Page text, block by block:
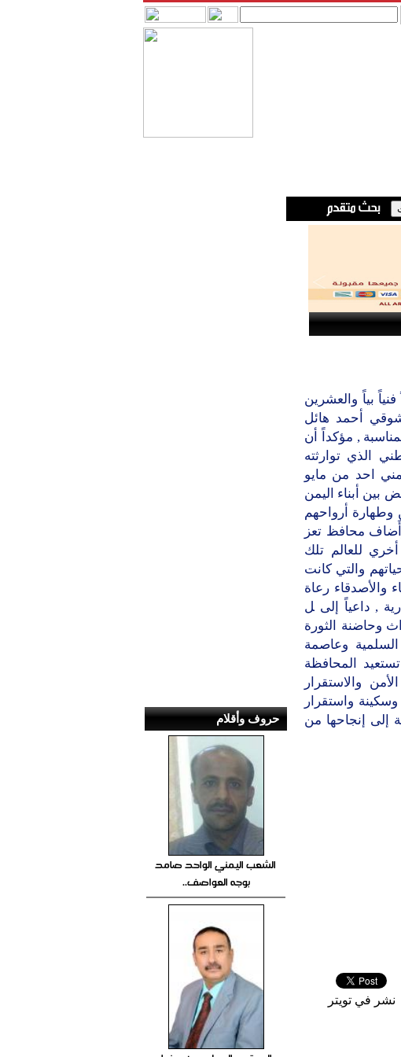
ﺑﻴﺎً ﻭﺍﻟﻌﺸﺮﻳﻦ
ﺷﻮﻗﻲ ﺃﺣﻤﺪ ﻫﺎﺋﻞ
, ﻣﺆﻛﺪﺍً ﺃﻥ
ﺍﻟﺬﻱ ﺗﻮﺍﺭﺛﺘﻪ
ﺍﺣﺪ ﻣﻦ ﻣﺎﻳﻮ
ﺑﻴﻦ ﺃﺑﻨﺎﺀ ﺍﻟﻴﻤﻦ
ﻭﻃﻬﺎﺭﺓ ﺃﺭﻭﺍﺣﻬﻢ
ﻣﺤﺎﻓﻆ ﺗﻌﺰ
ﻟﻠﻌﺎﻟﻢ ﺗﻠﻚ
ﻭﺍﻟﺘﻲ ﻛﺎﻧﺖ
ﻭﺍﻷﺻﺪﻗﺎﺀ ﺭﻋﺎﺓ
, ﺩﺍﻋﻴﺎً ﺇﻟﻰ ﻞ
ﻭﺣﺎﺿﻨﺔ ﺍﻟﺜﻮﺭﺓ
ﺍﻟﺴﻠﻤﻴﺔ ﻭﻋﺎﺻﻤﺔ
ﺍﻟﻤﺤﺎﻓﻈﺔ
ﻭﺍﻻﺳﺘﻘﺮﺍﺭ
ﻭﺍﺳﺘﻘﺮﺍﺭ
ﺇﻟﻰ ﺇﻧﺠﺎﺣﻬﺎ ﻣﻦ
نشر في تويتر
حروف وأقلام
الشعب اليمني الواحد صامد
بوجه العواصف..